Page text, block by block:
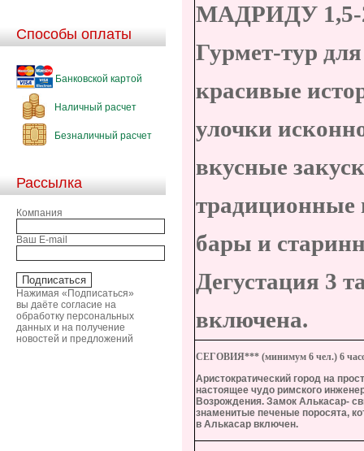
Способы оплаты
Банковской картой
Наличный расчет
Безналичный расчет
Рассылка
Компания
Ваш E-mail
Нажимая «Подписаться»
вы даёте согласие на
обработку персональных
данных и на получение
новостей и предложений
МАДРИДУ
Гурмет-тур
красивые
улочки
вкусные
традиционные
бары и
Дегустация 3
включена.
СЕГОВИЯ*** (минимум 6 чел.) 6
Аристократический город на
настоящее чудо римского
Возрождения. Замок Алькасар-
знаменитые печеные поросята,
в Алькасар включен.